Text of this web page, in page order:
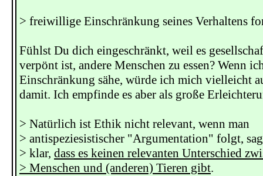
> freiwillige Einschränkung seines Verhaltens
Fühlst Du dich eingeschränkt, weil es
verpönt ist, andere Menschen zu essen? Wenn
Einschränkung sähe, würde ich mich vielleicht
damit. Ich empfinde es aber als große
> Natürlich ist Ethik nicht relevant, wenn man
> antispeziesistischer "Argumentation" folgt,
> klar, dass es keinen relevanten Unterschied
> Menschen und (anderen) Tieren gibt.